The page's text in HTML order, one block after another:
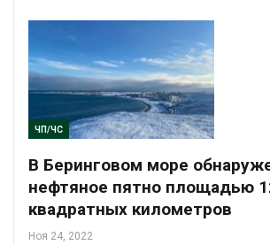
ЧП/ЧС
В Беринговом море
нефтяное пятно площадью
квадратных километров
Ноя 24, 2022